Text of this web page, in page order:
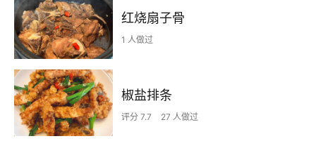
红烧扇子骨
1 人做过
椒盐排条
评分 7.7 27 人做过